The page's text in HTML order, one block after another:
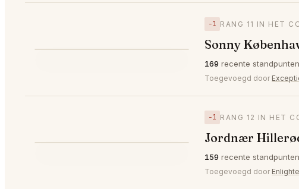
−1 RANG 11 IN HET
Sonny
169 recente standpunten
Toegevoegd door
−1 RANG 12 IN HET
Jordnær
159 recente standpunten
Toegevoegd door